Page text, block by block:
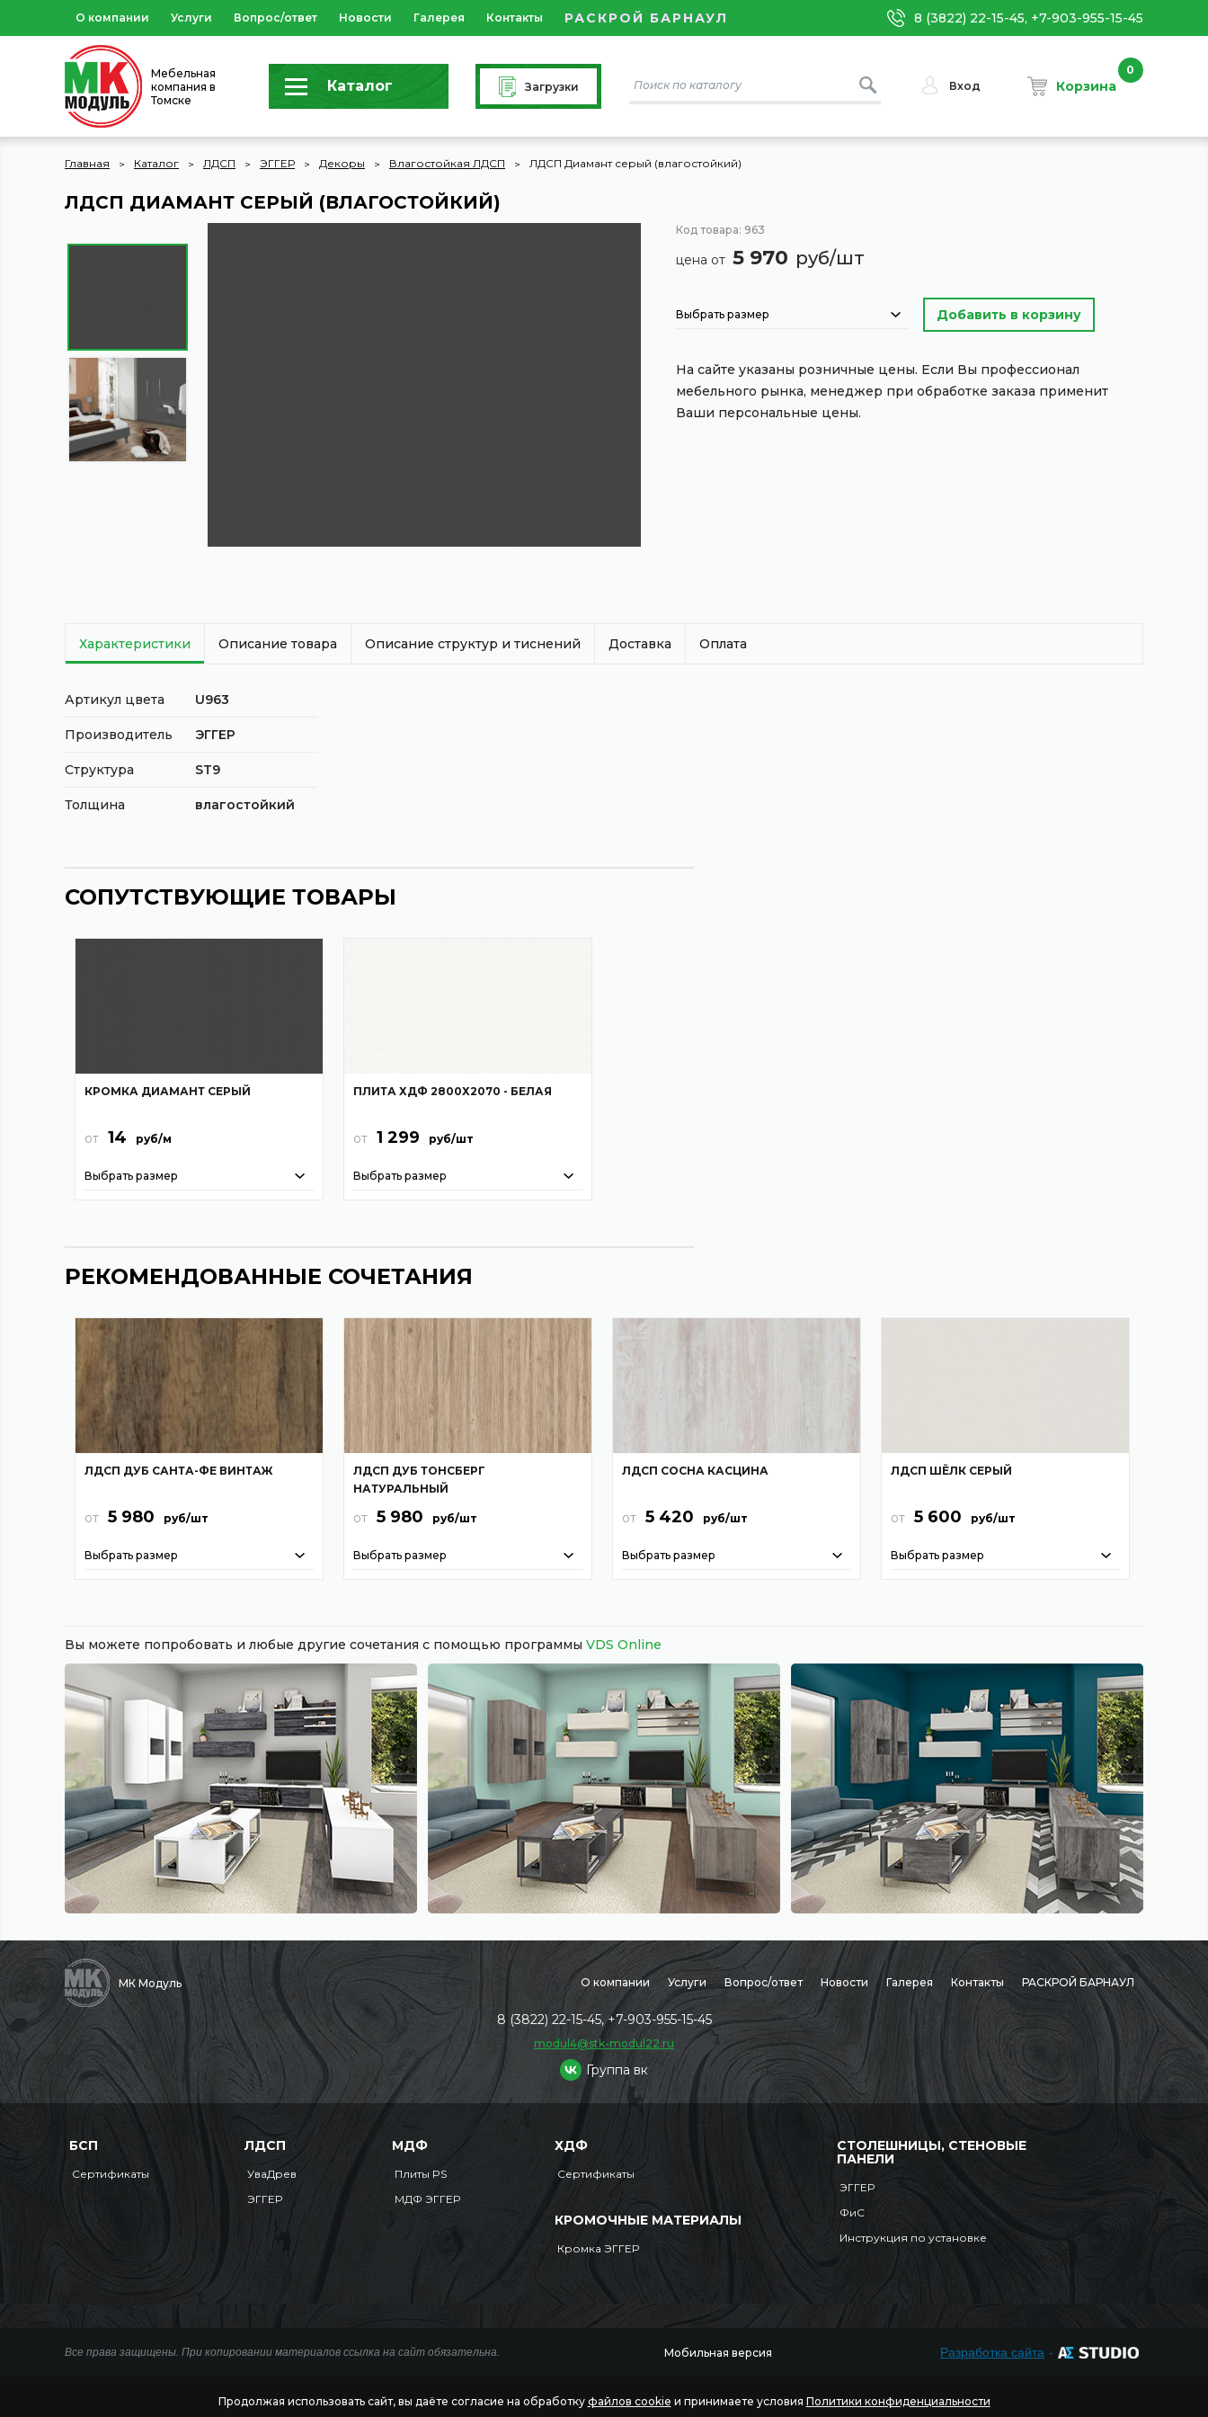
О компании Услуги Вопрос/ответ Новости Галерея Контакты РАСКРОЙ БАРНАУЛ 8 (3822) 22-15-45, +7-903-955-15-45
Мебельная
компания в
Томске
Каталог Загрузки Вход Корзина
0
Главная Каталог ЛДСП ЭГГЕР Декоры Влагостойкая ЛДСП ЛДСП Диамант серый (влагостойкий)
ЛДСП ДИАМАНТ СЕРЫЙ (ВЛАГОСТОЙКИЙ)
Код товара: 963
цена от 5 970 руб/шт
Выбрать размер
На сайте указаны розничные цены. Если Вы профессионал
мебельного рынка, менеджер при обработке заказа применит
Ваши персональные цены.
Характеристики Описание товара Описание структур и тиснений Доставка Оплата
Артикул цвета U963
Производитель ЭГГЕР
Структура ST9
Толщина влагостойкий
СОПУТСТВУЮЩИЕ ТОВАРЫ
КРОМКА ДИАМАНТ СЕРЫЙ
от 14 руб/м
Выбрать размер
ПЛИТА ХДФ 2800Х2070 - БЕЛАЯ
от 1 299 руб/шт
Выбрать размер
РЕКОМЕНДОВАННЫЕ СОЧЕТАНИЯ
ЛДСП ДУБ САНТА-ФЕ ВИНТАЖ
от 5 980 руб/шт
Выбрать размер
ЛДСП ДУБ ТОНСБЕРГ
НАТУРАЛЬНЫЙ
от 5 980 руб/шт
Выбрать размер
ЛДСП СОСНА КАСЦИНА
от 5 420 руб/шт
Выбрать размер
ЛДСП ШЁЛК СЕРЫЙ
от 5 600 руб/шт
Выбрать размер
Вы можете попробовать и любые другие сочетания с помощью программы VDS Online
МК Модуль О компании Услуги Вопрос/ответ Новости Галерея Контакты РАСКРОЙ БАРНАУЛ
8 (3822) 22-15-45, +7-903-955-15-45
modul4@stk-modul22.ru
Группа вк
БСП
Сертификаты
ЛДСП
УваДрев
ЭГГЕР
МДФ
Плиты PS
МДФ ЭГГЕР
ХДФ
Сертификаты
КРОМОЧНЫЕ МАТЕРИАЛЫ
Кромка ЭГГЕР
СТОЛЕШНИЦЫ, СТЕНОВЫЕ
ПАНЕЛИ
ЭГГЕР
ФиС
Инструкция по установке
Все права защищены. При копировании материалов ссылка на сайт обязательна. Мобильная версия Разработка сайта -
Продолжая использовать сайт, вы даёте согласие на обработку файлов cookie и принимаете условия Политики конфиденциальности